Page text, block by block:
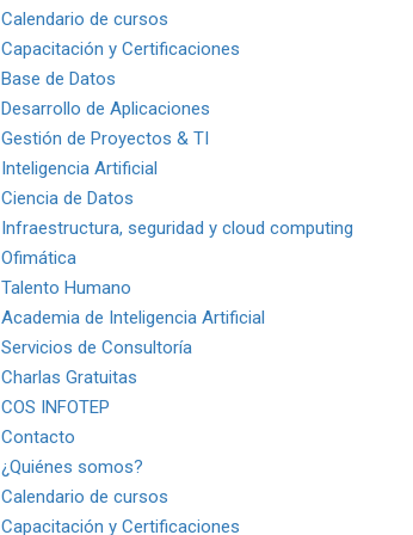
Calendario de cursos
Capacitación y Certificaciones
Base de Datos
Desarrollo de Aplicaciones
Gestión de Proyectos & TI
Inteligencia Artificial
Ciencia de Datos
Infraestructura, seguridad y cloud computing
Ofimática
Talento Humano
Academia de Inteligencia Artificial
Servicios de Consultoría
Charlas Gratuitas
COS INFOTEP
Contacto
¿Quiénes somos?
Calendario de cursos
Capacitación y Certificaciones